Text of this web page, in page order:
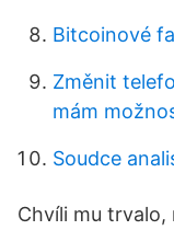
Bitcoinové
Změnit
mám
Soudce
Chvíli mu trvalo,